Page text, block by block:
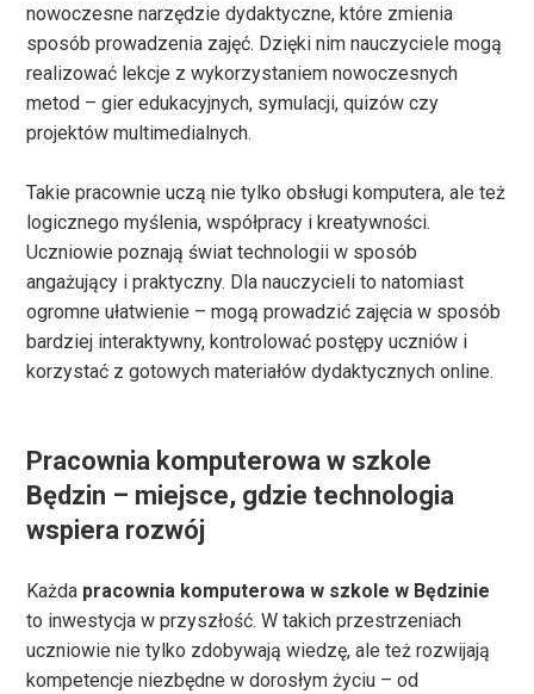
nowoczesne narzędzie dydaktyczne, które zmienia
sposób prowadzenia zajęć. Dzięki nim nauczyciele mogą
realizować lekcje z wykorzystaniem nowoczesnych
metod – gier edukacyjnych, symulacji, quizów czy
projektów multimedialnych.
Takie pracownie uczą nie tylko obsługi komputera, ale też
logicznego myślenia, współpracy i kreatywności.
Uczniowie poznają świat technologii w sposób
angażujący i praktyczny. Dla nauczycieli to natomiast
ogromne ułatwienie – mogą prowadzić zajęcia w sposób
bardziej interaktywny, kontrolować postępy uczniów i
korzystać z gotowych materiałów dydaktycznych online.
Pracownia komputerowa w szkole
Będzin – miejsce, gdzie technologia
wspiera rozwój
Każda pracownia komputerowa w szkole w Będzinie
to inwestycja w przyszłość. W takich przestrzeniach
uczniowie nie tylko zdobywają wiedzę, ale też rozwijają
kompetencje niezbędne w dorosłym życiu – od